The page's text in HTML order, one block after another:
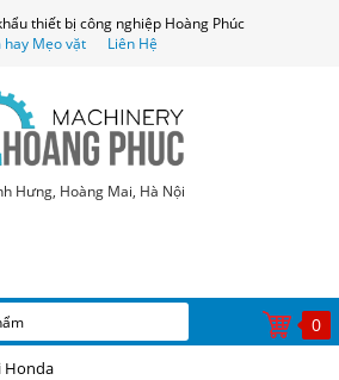
thiết bị công nghiệp Hoàng Phúc
hay Mẹo vặt Liên Hệ
Hưng, Hoàng Mai, Hà Nội
0
Honda